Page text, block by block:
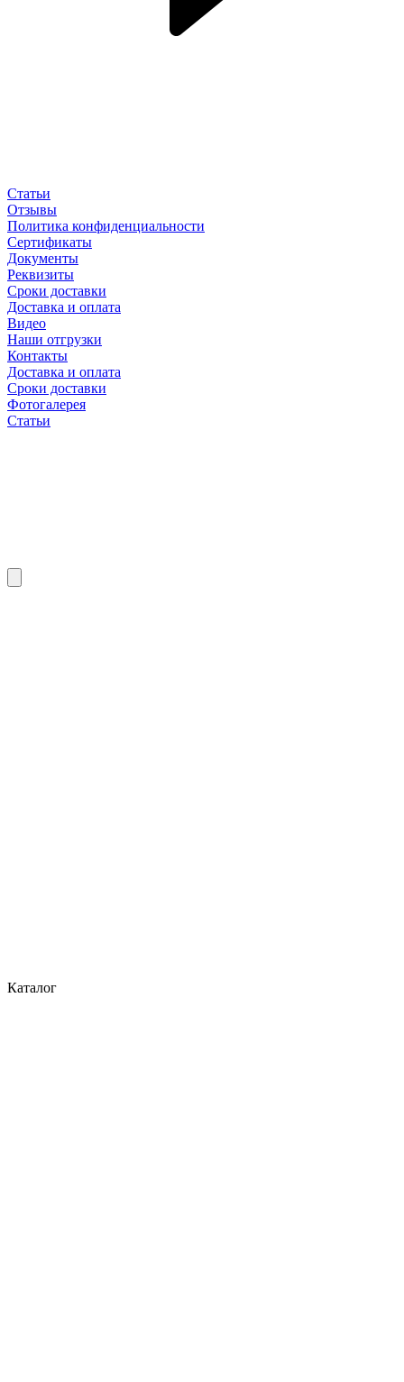
Статьи
Отзывы
Политика конфиденциальности
Сертификаты
Документы
Реквизиты
Сроки доставки
Доставка и оплата
Видео
Наши отгрузки
Контакты
Доставка и оплата
Сроки доставки
Фотогалерея
Статьи
Каталог